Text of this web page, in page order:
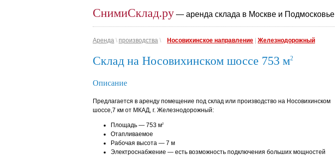
СнимиСклад.ру — аренда склада в Москве и Подмосковье
Аренда \ производства \ Носовихинское направление Железнодорожный
Склад на Носовихинском шоссе 753 м2
Описание
Предлагается в аренду помещение под склад или производство на Носовихинском
шоссе,7 км от МКАД, г. Железнодорожный:
Площадь — 753 м2
Отапливаемое
Рабочая высота — 7 м
Электроснабжение — есть возможность подключения больших мощностей